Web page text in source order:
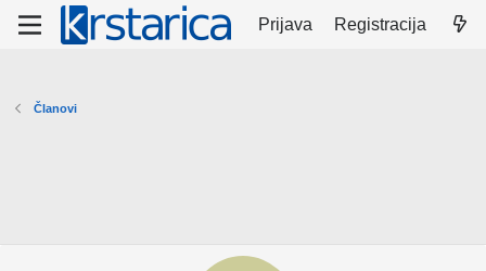
Prijava Registracija
Članovi